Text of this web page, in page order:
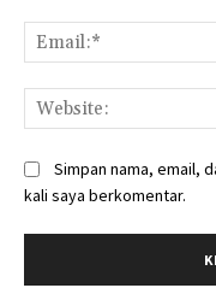
Simpan nama, email,
kali saya berkomentar.